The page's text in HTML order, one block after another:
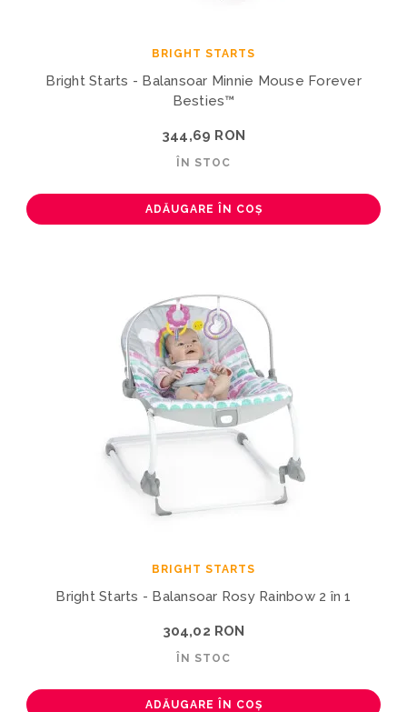
BRIGHT STARTS
Bright Starts - Balansoar Minnie Mouse Forever
Besties™
344,69 RON
ÎN STOC
ADĂUGARE ÎN COȘ
BRIGHT STARTS
Bright Starts - Balansoar Rosy Rainbow 2 în 1
304,02 RON
ÎN STOC
ADĂUGARE ÎN COȘ